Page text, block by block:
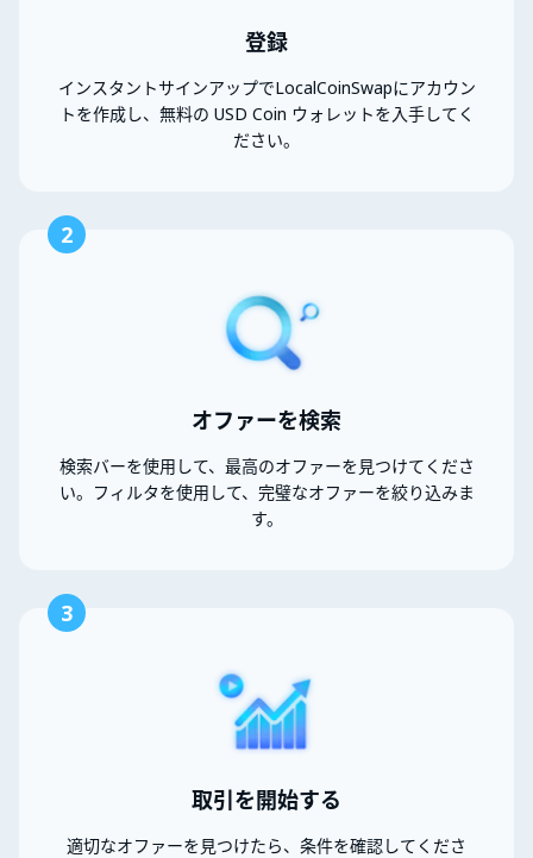
登録
インスタントサインアップでLocalCoinSwapにアカウン
トを作成し、無料の USD Coin ウォレットを入手してく
ださい。
2
オファーを検索
検索バーを使用して、最高のオファーを見つけてくださ
い。フィルタを使用して、完璧なオファーを絞り込みま
す。
3
取引を開始する
適切なオファーを見つけたら、条件を確認してくださ